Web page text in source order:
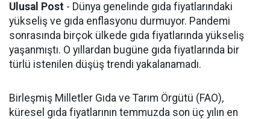
Ulusal Post - Dünya genelinde gıda fiyatlarındaki
yükseliş ve gıda enflasyonu durmuyor. Pandemi
sonrasında birçok ülkede gıda fiyatlarında yükseliş
yaşanmıştı. O yıllardan bugüne gıda fiyatlarında bir
türlü istenilen düşüş trendi yakalanamadı.
Birleşmiş Milletler Gıda ve Tarım Örgütü (FAO),
küresel gıda fiyatlarının temmuzda son üç yılın en